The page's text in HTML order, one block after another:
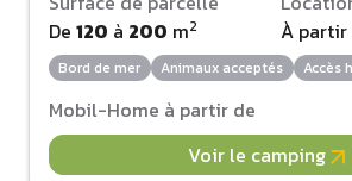
De 120 à 200 m2
À partir
Bord de mer Animaux acceptés Accès
Mobil-Home à partir de
Voir le camping